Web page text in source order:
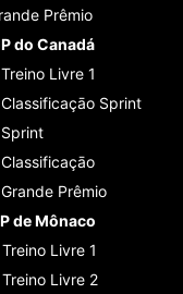
Prêmio
do Canadá
Treino Livre 1
Classificaçāo Sprint
Sprint
Classificaçāo
Grande Prêmio
de Mônaco
Treino Livre 1
Treino Livre 2